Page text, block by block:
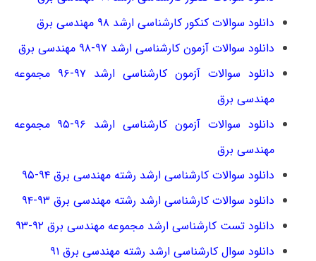
دانلود سوالات کنکور کارشناسی ارشد ۹۸ مهندسی برق
دانلود سوالات آزمون کارشناسی ارشد ۹۷-۹۸ مهندسی برق
دانلود سوالات آزمون کارشناسی ارشد ۹۷-۹۶ مجموعه
مهندسی برق
دانلود سوالات آزمون کارشناسی ارشد ۹۶-۹۵ مجموعه
مهندسی برق
دانلود سوالات کارشناسی ارشد رشته مهندسی برق ۹۴-۹۵
دانلود سوالات کارشناسی ارشد رشته مهندسی برق ۹۳-۹۴
دانلود تست کارشناسی ارشد مجموعه مهندسی برق ۹۲-۹۳
دانلود سوال کارشناسی ارشد رشته مهندسی برق ۹۱